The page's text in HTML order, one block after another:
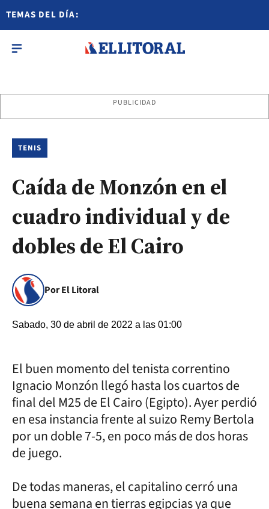
TEMAS DEL DÍA:
PUBLICIDAD
TENIS
Caída de Monzón en el
cuadro individual y de
dobles de El Cairo
Por El Litoral
Sabado, 30 de abril de 2022 a las 01:00
El buen momento del tenista correntino
Ignacio Monzón llegó hasta los cuartos de
final del M25 de El Cairo (Egipto). Ayer perdió
en esa instancia frente al suizo Remy Bertola
por un doble 7-5, en poco más de dos horas
de juego.
De todas maneras, el capitalino cerró una
buena semana en tierras egipcias ya que